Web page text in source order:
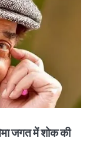
जगत में शोक की